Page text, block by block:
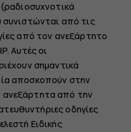
από τις
από τον ανεξάρτητο
Αυτές οι
σημαντικά
αποσκοπούν στην
από την
οδηγίες
Ειδικής